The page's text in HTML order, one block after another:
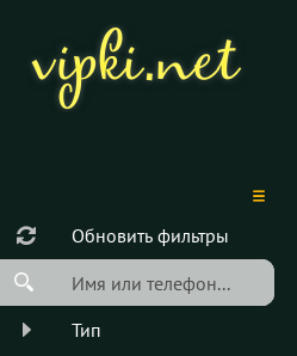
Обновить фильтры
Тип